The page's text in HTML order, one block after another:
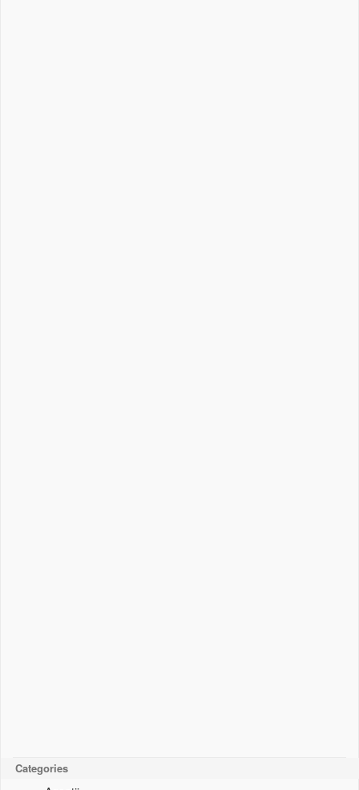
Categories